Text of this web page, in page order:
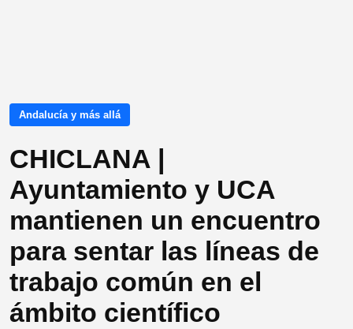
Andalucía y más allá
CHICLANA |
Ayuntamiento y UCA
mantienen un encuentro
para sentar las líneas de
trabajo común en el
ámbito científico